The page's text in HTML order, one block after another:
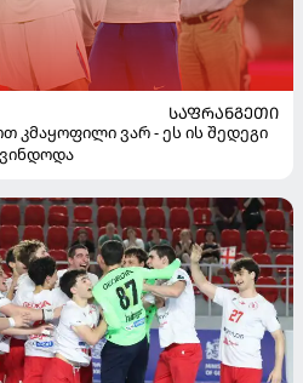
ᲡᲐᲤᲠᲐᲜᲒᲔᲗᲘ
კმაყოფილი ვარ - ეს ის შედეგი